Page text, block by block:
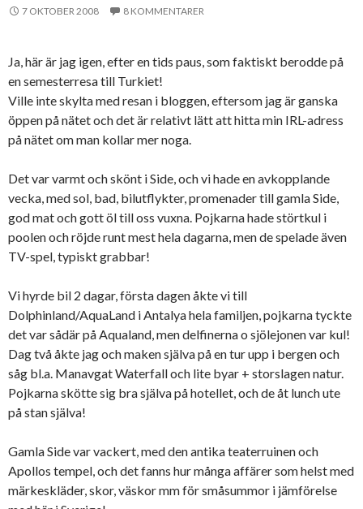
7 OKTOBER 2008 8 KOMMENTARER
Ja, här är jag igen, efter en tids paus, som faktiskt berodde på
en semesterresa till Turkiet!
Ville inte skylta med resan i bloggen, eftersom jag är ganska
öppen på nätet och det är relativt lätt att hitta min IRL-adress
på nätet om man kollar mer noga.
Det var varmt och skönt i Side, och vi hade en avkopplande
vecka, med sol, bad, bilutflykter, promenader till gamla Side,
god mat och gott öl till oss vuxna. Pojkarna hade störtkul i
poolen och röjde runt mest hela dagarna, men de spelade även
TV-spel, typiskt grabbar!
Vi hyrde bil 2 dagar, första dagen åkte vi till
Dolphinland/AquaLand i Antalya hela familjen, pojkarna tyckte
det var sådär på Aqualand, men delfinerna o sjölejonen var kul!
Dag två åkte jag och maken själva på en tur upp i bergen och
såg bl.a. Manavgat Waterfall och lite byar + storslagen natur.
Pojkarna skötte sig bra själva på hotellet, och de åt lunch ute
på stan själva!
Gamla Side var vackert, med den antika teaterruinen och
Apollos tempel, och det fanns hur många affärer som helst med
märkeskläder, skor, väskor mm för småsummor i jämförelse